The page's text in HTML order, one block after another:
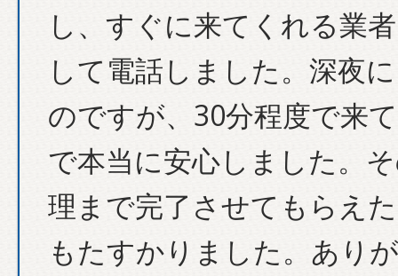
し、すぐに来てくれる業
して電話しました。深夜
のですが、30分程度で来
で本当に安心しました。
理まで完了させてもらえ
もたすかりました。あり